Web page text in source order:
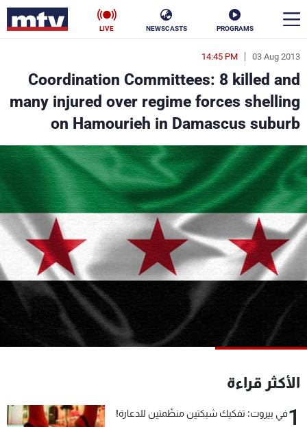
PROGRAMS
NEWSCASTS
LIVE
03 Aug 2013
14:45 PM
Coordination Committees: 8 killed and
many injured over regime forces shelling
on Hamourieh in Damascus suburb
الأكثر قراءة
1في بيروت: تفكيك شبكتين منظّمتين للدعارة!
en
الأخبار
سياسة ناس
إقتصاد فن
منوعات رياضة
كأس العالم
البرامج
جدول البرامج
شاهد البرامج
الترددات
عن MTV
لاعلاناتكم
شروط الإسـتخدام